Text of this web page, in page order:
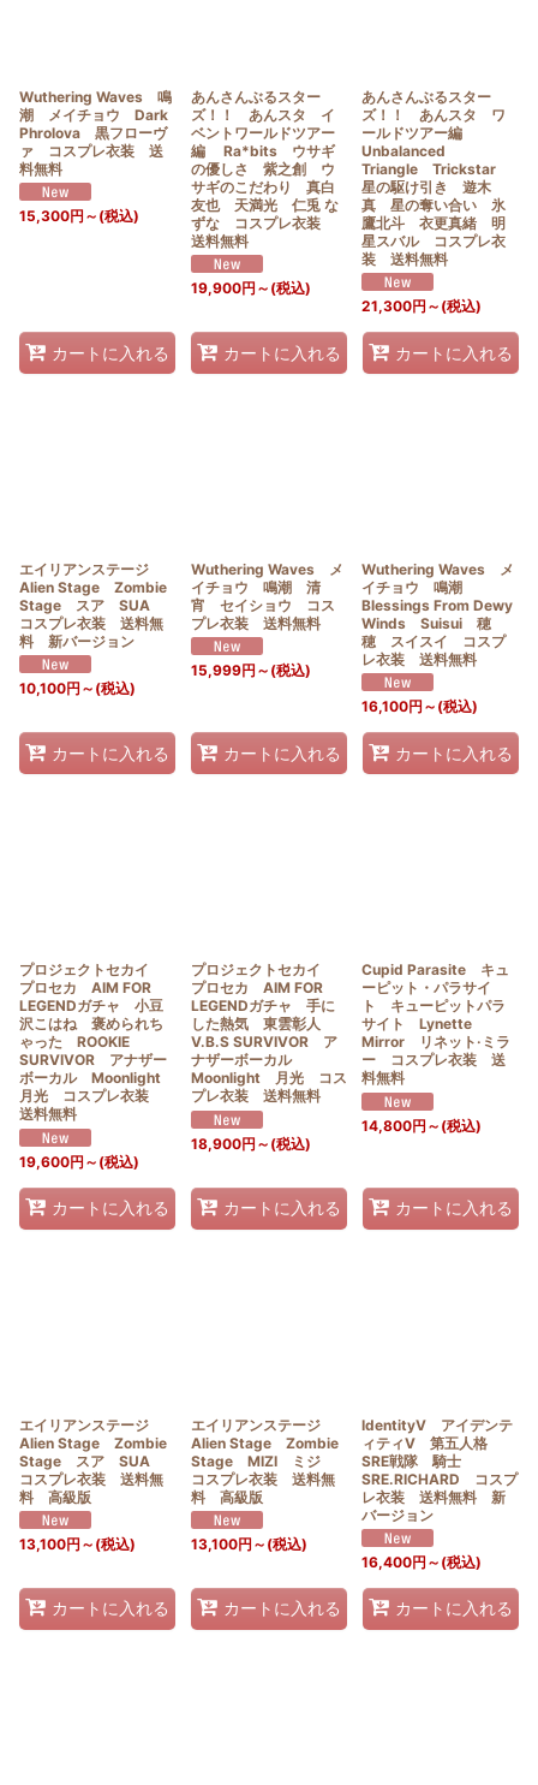
Wuthering Waves 鳴
潮 メイチョウ Dark
Phrolova 黒フローヴ
ァ コスプレ衣装 送
料無料
15,300円 ～ (税込)
カートに入れる
あんさんぶるスター
ズ！！ あんスタ イ
ベントワールドツアー
編 Ra*bits ウサギ
の優しさ 紫之創 ウ
サギのこだわり 真白
友也 天満光 仁兎 な
ずな コスプレ衣装
送料無料
19,900円 ～ (税込)
カートに入れる
あんさんぶるスター
ズ！！ あんスタ ワ
ールドツアー編
Unbalanced
Triangle Trickstar
星の駆け引き 遊木
真 星の奪い合い 氷
鷹北斗 衣更真緒 明
星スバル コスプレ衣
装 送料無料
21,300円 ～ (税込)
カートに入れる
エイリアンステージ
Alien Stage Zombie
Stage スア SUA
コスプレ衣装 送料無
料 新バージョン
10,100円 ～ (税込)
カートに入れる
Wuthering Waves メ
イチョウ 鳴潮 清
宵 セイショウ コス
プレ衣装 送料無料
15,999円 ～ (税込)
カートに入れる
Wuthering Waves メ
イチョウ 鳴潮
Blessings From Dewy
Winds Suisui 穂
穂 スイスイ コスプ
レ衣装 送料無料
16,100円 ～ (税込)
カートに入れる
プロジェクトセカイ
プロセカ AIM FOR
LEGENDガチャ 小豆
沢こはね 褒められち
ゃった ROOKIE
SURVIVOR アナザー
ボーカル Moonlight
月光 コスプレ衣装
送料無料
19,600円 ～ (税込)
カートに入れる
プロジェクトセカイ
プロセカ AIM FOR
LEGENDガチャ 手に
した熱気 東雲彰人
V.B.S SURVIVOR ア
ナザーボーカル
Moonlight 月光 コス
プレ衣装 送料無料
18,900円 ～ (税込)
カートに入れる
Cupid Parasite キュ
ーピット・パラサイ
ト キューピットパラ
サイト Lynette
Mirror リネット·ミラ
ー コスプレ衣装 送
料無料
14,800円 ～ (税込)
カートに入れる
エイリアンステージ
Alien Stage Zombie
Stage スア SUA
コスプレ衣装 送料無
料 高級版
13,100円 ～ (税込)
カートに入れる
エイリアンステージ
Alien Stage Zombie
Stage MIZI ミジ
コスプレ衣装 送料無
料 高級版
13,100円 ～ (税込)
カートに入れる
IdentityV アイデンテ
ィティV 第五人格
SRE戦隊 騎士
SRE.RICHARD コスプ
レ衣装 送料無料 新
バージョン
16,400円 ～ (税込)
カートに入れる